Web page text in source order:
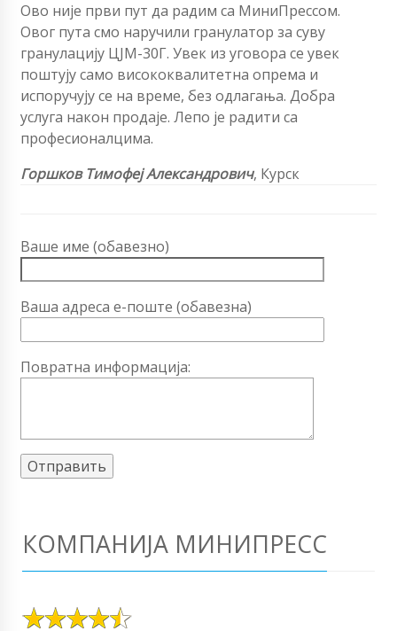
Ово није први пут да радим са МиниПрессом.
Овог пута смо наручили гранулатор за суву
гранулацију ЦЈМ-30Г. Увек из уговора се увек
поштују само висококвалитетна опрема и
испоручују се на време, без одлагања. Добра
услуга након продаје. Лепо је радити са
професионалцима.
Горшков Тимофеј Александрович, Курск
Ваше име (обавезно)
Ваша адреса е-поште (обавезна)
Повратна информација:
КОМПАНИЈА МИНИПРЕСС